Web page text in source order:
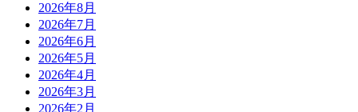
2026年8月
2026年7月
2026年6月
2026年5月
2026年4月
2026年3月
2026年2月